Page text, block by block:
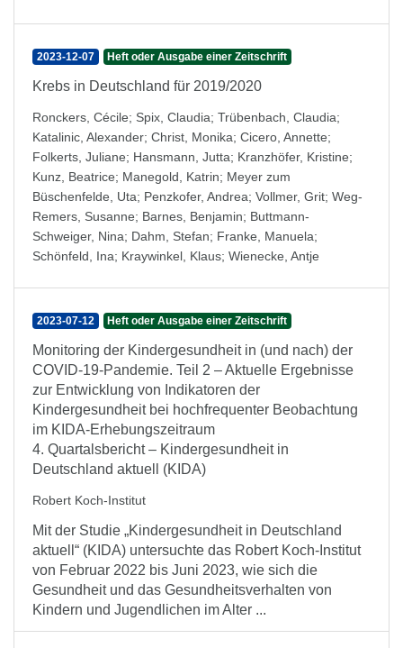
2023-12-07 Heft oder Ausgabe einer Zeitschrift
Krebs in Deutschland für 2019/2020
Ronckers, Cécile; Spix, Claudia; Trübenbach, Claudia;
Katalinic, Alexander; Christ, Monika; Cicero, Annette;
Folkerts, Juliane; Hansmann, Jutta; Kranzhöfer, Kristine;
Kunz, Beatrice; Manegold, Katrin; Meyer zum
Büschenfelde, Uta; Penzkofer, Andrea; Vollmer, Grit; Weg-
Remers, Susanne; Barnes, Benjamin; Buttmann-
Schweiger, Nina; Dahm, Stefan; Franke, Manuela;
Schönfeld, Ina; Kraywinkel, Klaus; Wienecke, Antje
2023-07-12 Heft oder Ausgabe einer Zeitschrift
Monitoring der Kindergesundheit in (und nach) der
COVID-19-Pandemie. Teil 2 – Aktuelle Ergebnisse
zur Entwicklung von Indikatoren der
Kindergesundheit bei hochfrequenter Beobachtung
im KIDA-Erhebungszeitraum
4. Quartalsbericht – Kindergesundheit in
Deutschland aktuell (KIDA)
Robert Koch-Institut
Mit der Studie „Kindergesundheit in Deutschland
aktuell“ (KIDA) untersuchte das Robert Koch-Institut
von Februar 2022 bis Juni 2023, wie sich die
Gesundheit und das Gesundheitsverhalten von
Kindern und Jugendlichen im Alter ...